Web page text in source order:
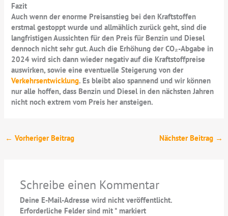
Fazit
Auch wenn der enorme Preisanstieg bei den Kraftstoffen
erstmal gestoppt wurde und allmählich zurück geht, sind die
langfristigen Aussichten für den Preis für Benzin und Diesel
dennoch nicht sehr gut. Auch die Erhöhung der CO₂-Abgabe in
2024 wird sich dann wieder negativ auf die Kraftstoffpreise
auswirken, sowie eine eventuelle Steigerung von der
Verkehrsentwicklung. Es bleibt also spannend und wir können
nur alle hoffen, dass Benzin und Diesel in den nächsten Jahren
nicht noch extrem vom Preis her ansteigen.
← Vorheriger Beitrag Nächster Beitrag →
Schreibe einen Kommentar
Deine E-Mail-Adresse wird nicht veröffentlicht.
Erforderliche Felder sind mit* markiert